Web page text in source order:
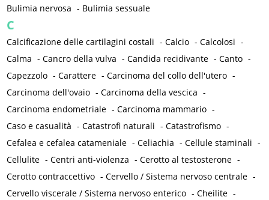
Bulimia nervosa - Bulimia sessuale
C
Calcificazione delle cartilagini costali -Calcio -Calcolosi -
Calma -Cancro della vulva -Candida recidivante -Canto -
Capezzolo -Carattere -Carcinoma del collo dell'utero -
Carcinoma dell'ovaio -Carcinoma della vescica -
Carcinoma endometriale -Carcinoma mammario -
Caso e casualità -Catastrofi naturali -Catastrofismo -
Cefalea e cefalea catameniale -Celiachia -Cellule staminali -
Cellulite -Centri anti-violenza -Cerotto al testosterone -
Cerotto contraccettivo -Cervello / Sistema nervoso centrale -
Cervello viscerale / Sistema nervoso enterico -Cheilite -